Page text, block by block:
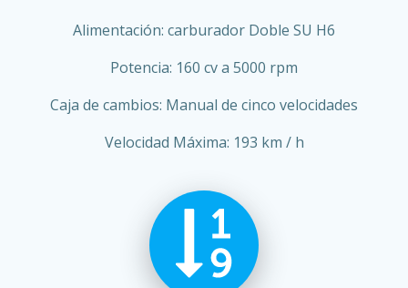
Alimentación: carburador Doble SU H6
Potencia: 160 cv a 5000 rpm
Caja de cambios: Manual de cinco velocidades
Velocidad Máxima: 193 km / h